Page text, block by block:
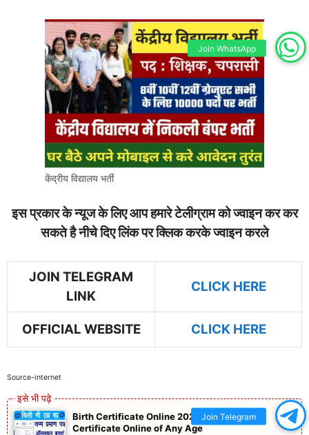
केंद्रीय विद्यालय भर्ती
इस प्रकार के न्यूज के लिए आप हमारे टेलीग्राम को ज्वाइन कर कर
सकते है नीचे दिए लिंक पर क्लिक करके ज्वाइन करले
JOIN TELEGRAM
LINK
CLICK HERE
OFFICIAL WEBSITE CLICK HERE
Source-internet
Birth Certificate Online 2022: Create Birth
Certificate Online of Any Age
Join WhatsApp
Join Telegram